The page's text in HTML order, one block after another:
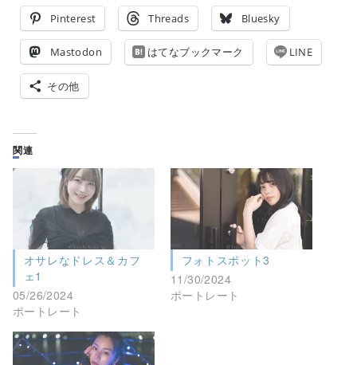
Pinterest Threads Bluesky
Mastodon はてなブックマーク LINE
その他
関連
オサレなドレス＆カフ
ェ1
05/26/2024
ポートレート
フォトスポット3
11/30/2024
ポートレート